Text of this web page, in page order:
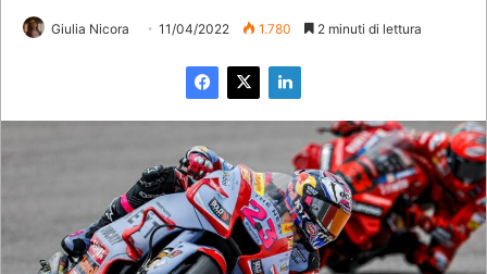
Giulia Nicora 11/04/2022 1.780 2 minuti di lettura